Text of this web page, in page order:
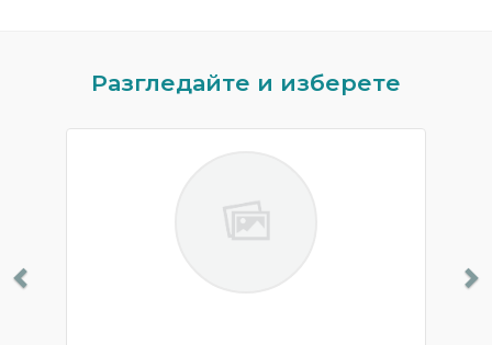
Разгледайте и изберете